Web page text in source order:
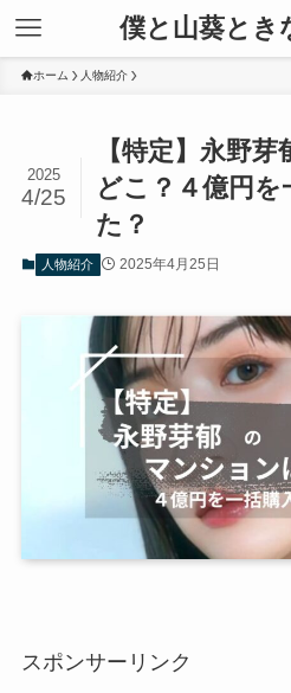
僕と山葵とき
ホーム 人物紹介
【特定】永野
どこ？４億円
た？
2025
4/25
人物紹介 2025年4月25日
スポンサーリンク